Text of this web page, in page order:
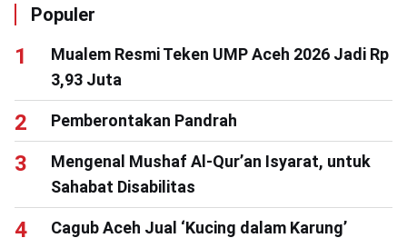
Populer
Mualem Resmi Teken UMP Aceh 2026 Jadi Rp
3,93 Juta
Pemberontakan Pandrah
Mengenal Mushaf Al-Qur’an Isyarat, untuk
Sahabat Disabilitas
Cagub Aceh Jual ‘Kucing dalam Karung’